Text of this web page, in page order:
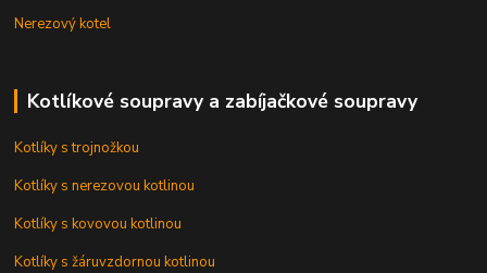
Nerezový kotel
Kotlíkové soupravy a zabíjačkové soupravy
Kotlíky s trojnožkou
Kotlíky s nerezovou kotlinou
Kotlíky s kovovou kotlinou
Kotlíky s žáruvzdornou kotlinou